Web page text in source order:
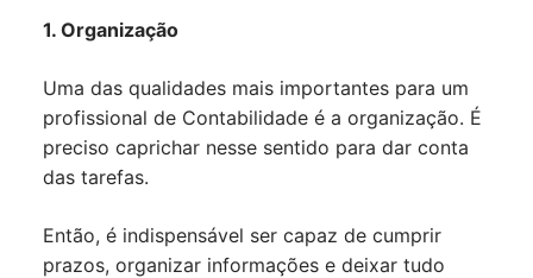
1. Organização
Uma das qualidades mais importantes para um
profissional de Contabilidade é a organização. É
preciso caprichar nesse sentido para dar conta
das tarefas.
Então, é indispensável ser capaz de cumprir
prazos, organizar informações e deixar tudo